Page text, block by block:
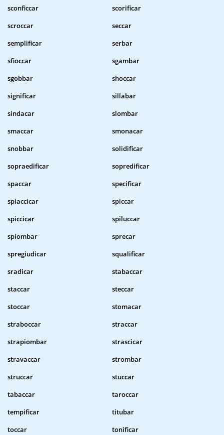
sconficcar
scorificar
scroccar
seccar
semplificar
serbar
sfioccar
sgambar
sgobbar
shoccar
significar
sillabar
sindacar
slombar
smaccar
smonacar
snobbar
solidificar
sopraedificar
sopredificar
spaccar
specificar
spiaccicar
spiccar
spiccicar
spiluccar
spiombar
sprecar
spregiudicar
squalificar
sradicar
stabaccar
staccar
steccar
stoccar
stomacar
straboccar
straccar
strapiombar
strascicar
stravaccar
strombar
struccar
stuccar
tabaccar
taroccar
tempificar
titubar
toccar
tonificar